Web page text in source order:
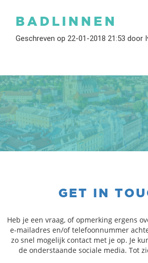
BADLINNEN
Geschreven op 22-01-2018 21:53 door
GET IN
Heb je een vraag, of opmerking ergens
e-mailadres en/of telefoonnummer
zo snel mogelijk contact met je op. Je
de onderstaande sociale media. Tot